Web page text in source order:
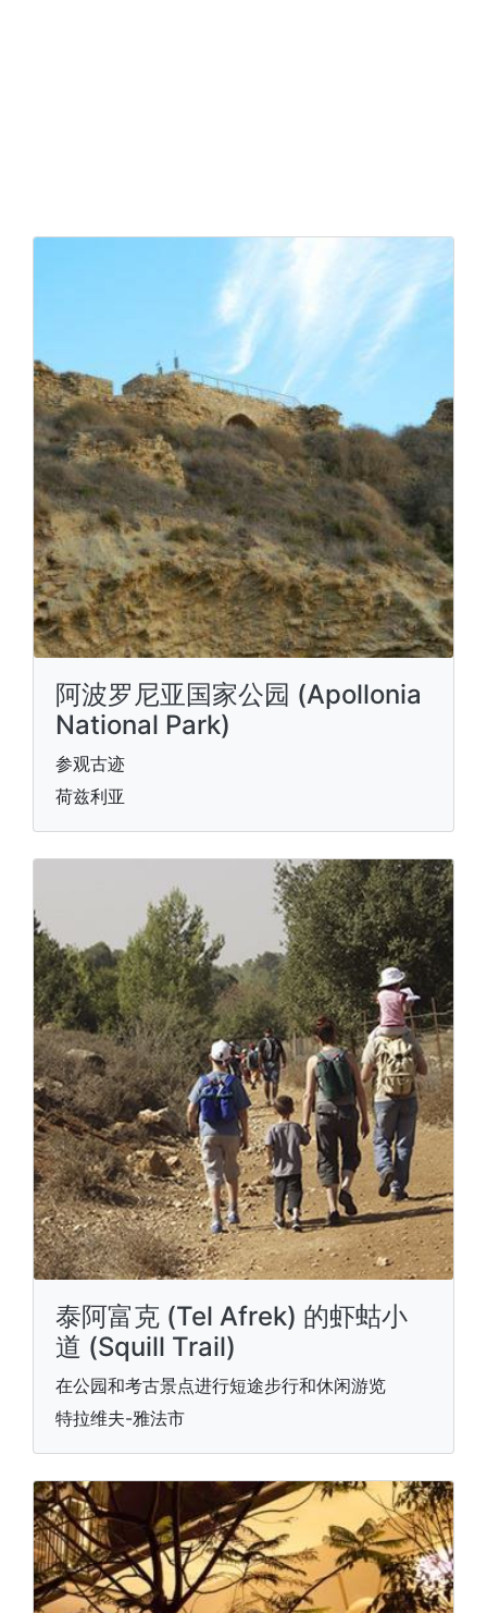
阿波罗尼亚国家公园 (Apollonia
National Park)
参观古迹
荷兹利亚
泰阿富克 (Tel Afrek) 的虾蛄小
道 (Squill Trail)
在公园和考古景点进行短途步行和休闲游览
特拉维夫-雅法市